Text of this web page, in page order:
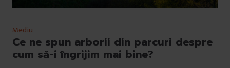
Mediu
Ce ne spun arborii din parcuri despre
cum să-i îngrijim mai bine?